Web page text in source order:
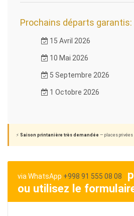
Prochains départs garantis:
15 Avril 2026
10 Mai 2026
5 Septembre 2026
1 Octobre 2026
⚡ Saison printanière très demandée — places privées
via WhatsApp +998 91 555 08 08
ou utilisez le